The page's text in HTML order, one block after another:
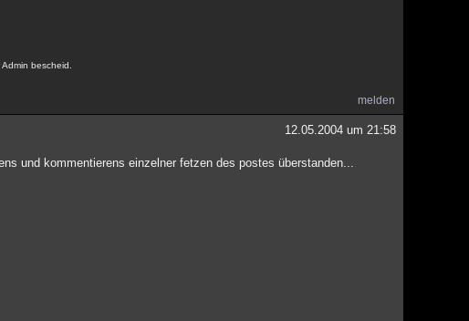
bescheid.
melden
12.05.2004 um 21:58
und kommentierens einzelner fetzen des postes überstanden...